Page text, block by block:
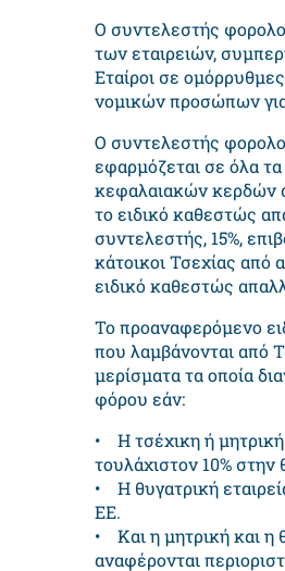
Ο συντελεστής
των εταιρειών,
Εταίροι σε
νομικών προσώπων για
Ο συντελεστής
εφαρμόζεται σε όλα
κεφαλαιακών κερδών
το ειδικό καθεστώς
συντελεστής, 15%,
κάτοικοι Τσεχίας από
ειδικό καθεστώς
Το προαναφερόμενο
που λαμβάνονται από
μερίσματα τα οποία
φόρου εάν:
• Η τσέχικη ή
τουλάχιστον 10% στην
• Η θυγατρική
ΕΕ.
• Και η μητρική και η
αναφέρονται